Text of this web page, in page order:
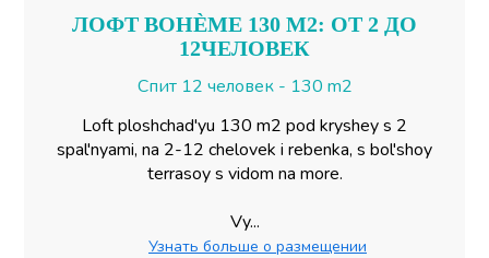
ЛОФТ BOHÈME 130 М2: ОТ 2 ДО
12ЧЕЛОВЕК
Спит 12 человек - 130 m2
Loft ploshchad'yu 130 m2 pod kryshey s 2 ​​
spal'nyami, na 2-12 chelovek i rebenka, s bol'shoy
terrasoy s vidom na more.
Vy...
Узнать больше о размещении